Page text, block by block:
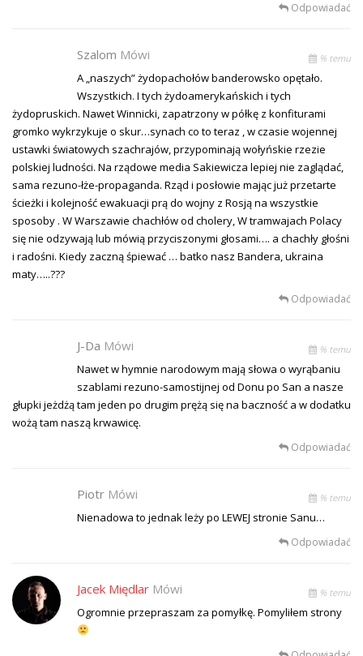
Odpowiadać
Szalom Mówi % temu
A „naszych” żydopachołów banderowsko opętało.
Wszystkich. I tych żydoamerykańskich i tych
żydopruskich. Nawet Winnicki, zapatrzony w półkę z konfiturami
gromko wykrzykuje o skur…synach co to teraz , w czasie wojennej
ustawki światowych szachrajów, przypominają wołyńskie rzezie
polskiej ludności. Na rządowe media Sakiewicza lepiej nie zaglądać,
sama rezuno-łże-propaganda. Rząd i posłowie mając już przetarte
ścieżki i kolejność ewakuacji prą do wojny z Rosją na wszystkie
sposoby . W Warszawie chachłów od cholery, W tramwajach Polacy
się nie odzywają lub mówią przyciszonymi głosami…. a chachły głośni
i radośni. Kiedy zaczną śpiewać … batko nasz Bandera, ukraina
maty…..???
Odpowiadać
J-Da Mówi % temu
Nawet w hymnie narodowym mają słowa o wyrąbaniu
szablami rezuno-samostijnej od Donu po San a nasze
głupki jeżdżą tam jeden po drugim prężą się na baczność a w dodatku
wożą tam naszą krwawicę.
Odpowiadać
Piotr Mówi % temu
Nienadowa to jednak leży po LEWEJ stronie Sanu…
Odpowiadać
Jacek Międlar Mówi % temu
Ogromnie przepraszam za pomyłkę. Pomyliłem strony